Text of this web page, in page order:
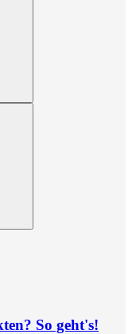
So geht's!